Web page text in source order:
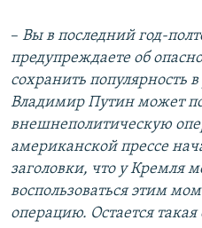
– Вы в последний год-
предупреждаете об
сохранить популярность
Владимир Путин может
внешнеполитическую
американской прессе
заголовки, что у Кремля
воспользоваться этим
операцию. Остается